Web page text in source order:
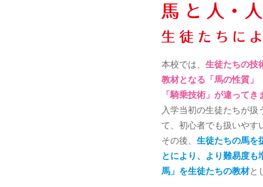
本校では、 生徒たちの技
教材となる「馬の性質」
「騎乗技術」が違ってき
入学当初の生徒たちが
て、初心者でも扱いやす
その後、 生徒たちの馬を
とにより、より難易度も
馬」を生徒たちの教材と